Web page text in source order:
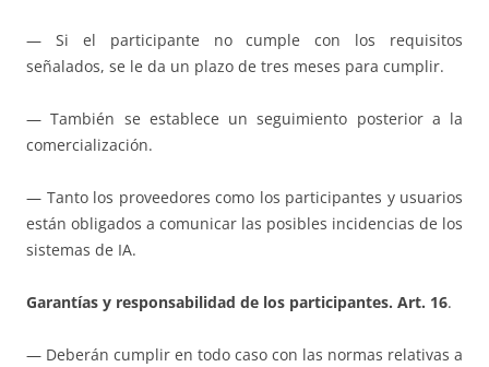
— Si el participante no cumple con los requisitos
señalados, se le da un plazo de tres meses para cumplir.
— También se establece un seguimiento posterior a la
comercialización.
— Tanto los proveedores como los participantes y usuarios
están obligados a comunicar las posibles incidencias de los
sistemas de IA.
Garantías y responsabilidad de los participantes. Art. 16.
— Deberán cumplir en todo caso con las normas relativas a